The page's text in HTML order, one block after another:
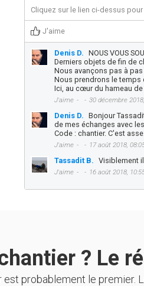
Cliquez sur le lien ci-dessus
J'aime
Denis D. NOUS VOUS
Derniers objets de fin de
Nous avançons pas à
Nous prendrons le temps
Ici, au cœur du hameau
J'aime 30 décembre
Denis D. Bonjour
de mes échanges avec
Code : chantier. C'est
J'aime 17 août 2018,
Tassadit B. Visiblement
J'aime 16 août 2018,
? Le
probablement le premier.